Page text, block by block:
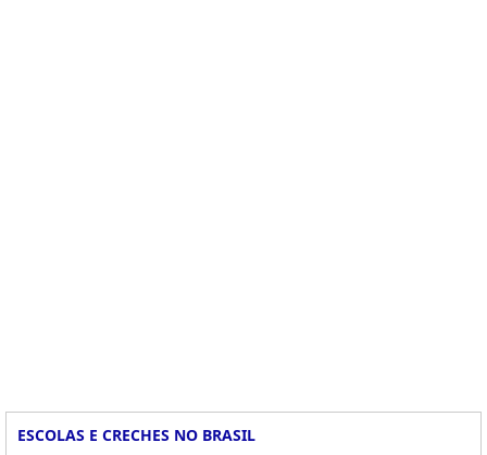
ESCOLAS E CRECHES NO BRASIL